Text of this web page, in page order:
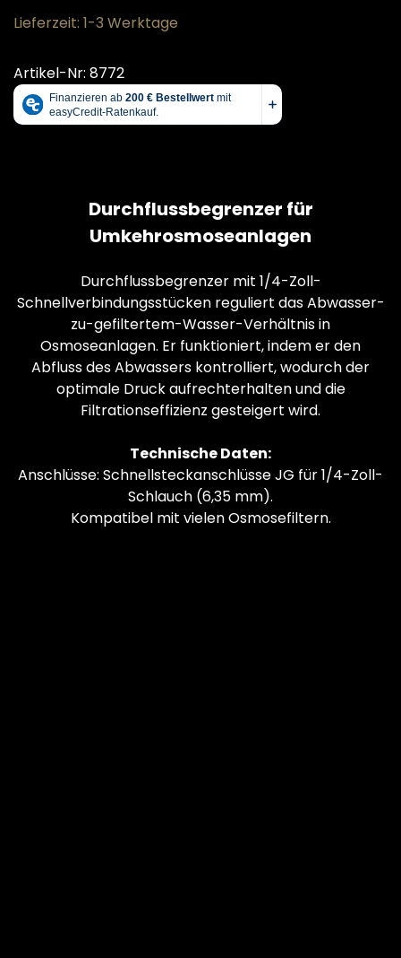
Lieferzeit: 1-3 Werktage
Artikel-Nr: 8772
Durchflussbegrenzer für
Umkehrosmoseanlagen
Durchflussbegrenzer mit 1/4-Zoll-
Schnellverbindungsstücken reguliert das Abwasser-
zu-gefiltertem-Wasser-Verhältnis in
Osmoseanlagen. Er funktioniert, indem er den
Abfluss des Abwassers kontrolliert, wodurch der
optimale Druck aufrechterhalten und die
Filtrationseffizienz gesteigert wird.
Technische Daten:
Anschlüsse: Schnellsteckanschlüsse JG für 1/4-Zoll-
Schlauch (6,35 mm).
Kompatibel mit vielen Osmosefiltern.